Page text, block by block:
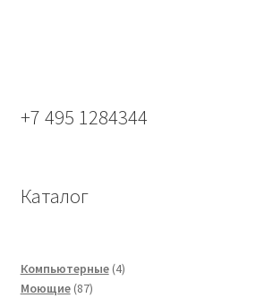
+7 495 1284344
Каталог
Компьютерные 44
Моющие 8787